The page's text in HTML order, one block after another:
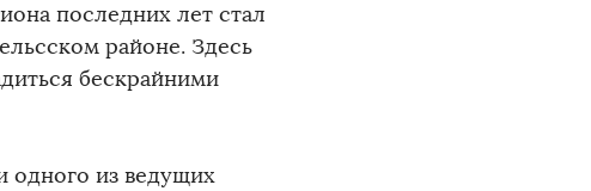
последних лет стал
районе. Здесь
бескрайними
одного из ведущих